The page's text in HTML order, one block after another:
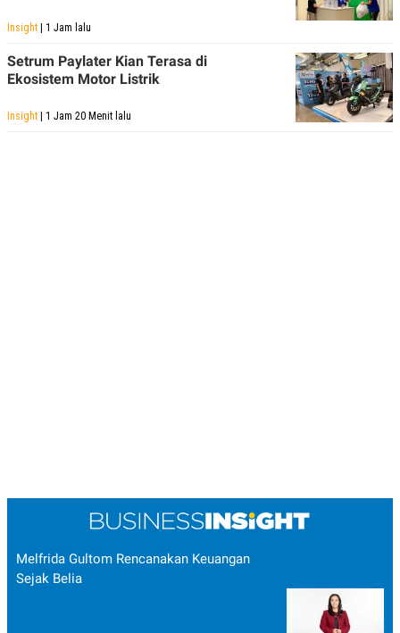
Insight | 1 Jam lalu
Setrum Paylater Kian Terasa di
Ekosistem Motor Listrik
Insight | 1 Jam 20 Menit lalu
Melfrida Gultom Rencanakan Keuangan
Sejak Belia